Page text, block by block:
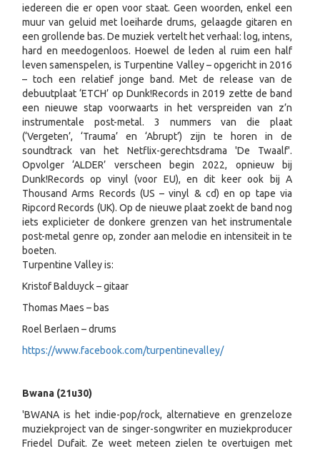
iedereen die er open voor staat. Geen woorden, enkel een
muur van geluid met loeiharde drums, gelaagde gitaren en
een grollende bas. De muziek vertelt het verhaal: log, intens,
hard en meedogenloos. Hoewel de leden al ruim een half
leven samenspelen, is Turpentine Valley – opgericht in 2016
– toch een relatief jonge band. Met de release van de
debuutplaat ‘ETCH’ op Dunk!Records in 2019 zette de band
een nieuwe stap voorwaarts in het verspreiden van z’n
instrumentale post-metal. 3 nummers van die plaat
(‘Vergeten’, ‘Trauma’ en ‘Abrupt’) zijn te horen in de
soundtrack van het Netflix-gerechtsdrama 'De Twaalf'.
Opvolger ‘ALDER’ verscheen begin 2022, opnieuw bij
Dunk!Records op vinyl (voor EU), en dit keer ook bij A
Thousand Arms Records (US – vinyl & cd) en op tape via
Ripcord Records (UK). Op de nieuwe plaat zoekt de band nog
iets explicieter de donkere grenzen van het instrumentale
post-metal genre op, zonder aan melodie en intensiteit in te
boeten.
Turpentine Valley is:
Kristof Balduyck – gitaar
Thomas Maes – bas
Roel Berlaen – drums
https://www.facebook.com/turpentinevalley/
Bwana (21u30)
'BWANA is het indie-pop/rock, alternatieve en grenzeloze
muziekproject van de singer-songwriter en muziekproducer
Friedel Dufait. Ze weet meteen zielen te overtuigen met